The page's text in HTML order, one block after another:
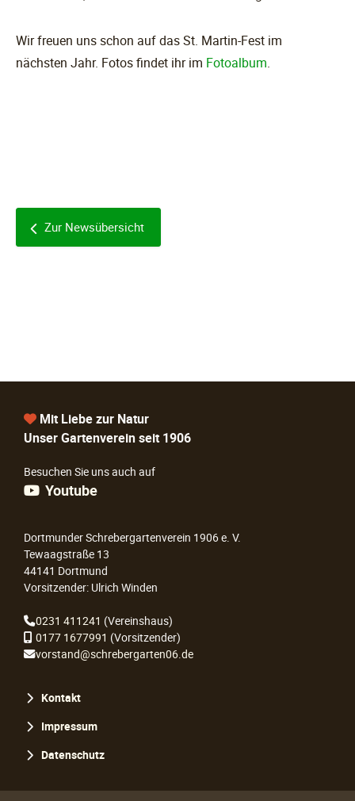
Wir freuen uns schon auf das St. Martin-Fest im
nächsten Jahr. Fotos findet ihr im Fotoalbum.
Zur Newsübersicht
Mit Liebe zur Natur
Unser Gartenverein seit 1906
Besuchen Sie uns auch auf
Youtube
Dortmunder Schrebergartenverein 1906 e. V.
Tewaagstraße 13
44141 Dortmund
Vorsitzender: Ulrich Winden
0231 411241 (Vereinshaus)
0177 1677991 (Vorsitzender)
vorstand@schrebergarten06.de
überspringen
Kontakt
Impressum
Datenschutz